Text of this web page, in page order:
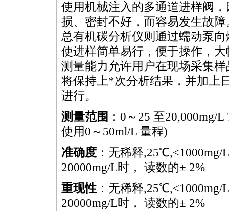
使用机械注入的多通道进样阀
损、密封不好，而容易发生故
总有机碳分析仪则通过蠕动泵
使进样简单易行，便于操作，
测量能力允许用户在现场采集
将保持上*次分析结果，并加上
进行。
测量范围 ：0～25 至20,000mg/L
使用0～50ml/L 量程)
准确度 ：无稀释
20000mg/L时， 读数的± 2%
重现性 ：无稀释
20000mg/L时， 读数的± 2%